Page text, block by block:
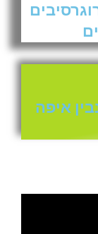
כדי שנבין איפה